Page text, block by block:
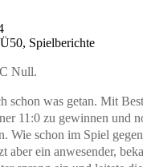
, Spielberichte
Null.
schon was getan. Mit
11:0 zu gewinnen und
Wie schon im Spiel
aber ein anwesender,